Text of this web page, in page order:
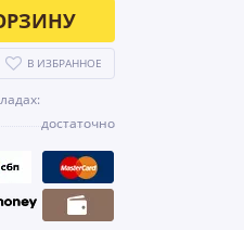
В ИЗБРАННОЕ
достаточно